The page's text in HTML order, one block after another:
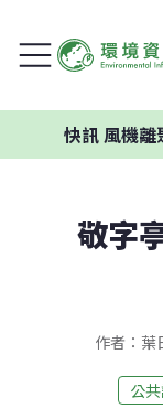
風機離聚落、
敬字
作者：葉
公